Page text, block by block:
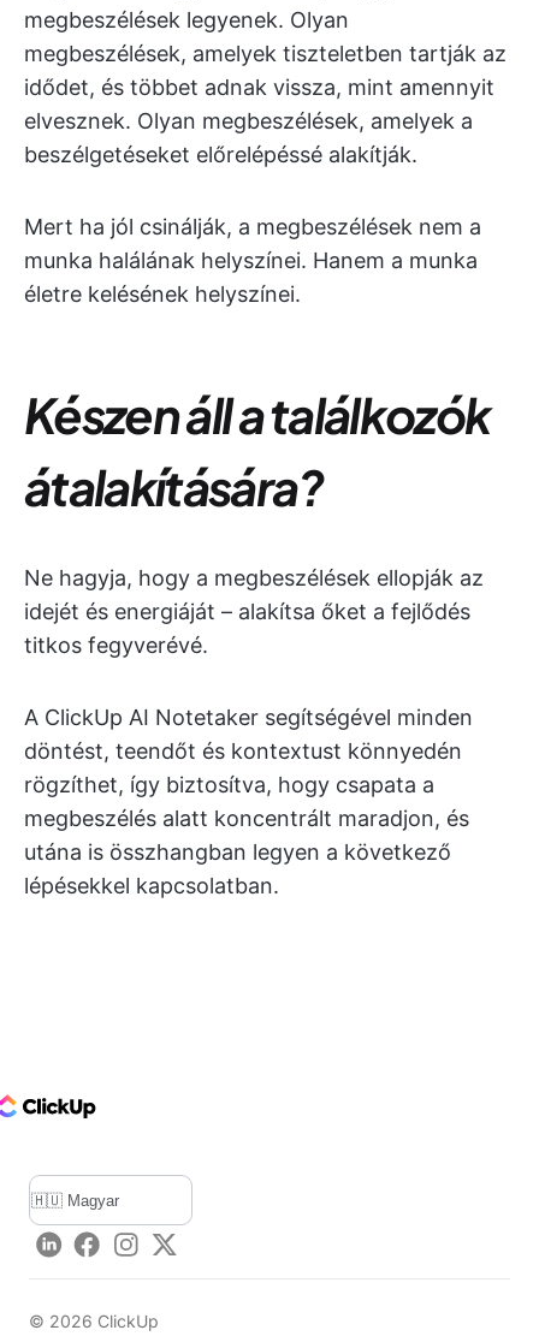
megbeszélések legyenek. Olyan
megbeszélések, amelyek tiszteletben tartják az
idődet, és többet adnak vissza, mint amennyit
elvesznek. Olyan megbeszélések, amelyek a
beszélgetéseket előrelépéssé alakítják.
Mert ha jól csinálják, a megbeszélések nem a
munka halálának helyszínei. Hanem a munka
életre kelésének helyszínei.
Készen áll a találkozók
átalakítására?
Ne hagyja, hogy a megbeszélések ellopják az
idejét és energiáját – alakítsa őket a fejlődés
titkos fegyverévé.
A ClickUp AI Notetaker segítségével minden
döntést, teendőt és kontextust könnyedén
rögzíthet, így biztosítva, hogy csapata a
megbeszélés alatt koncentrált maradjon, és
utána is összhangban legyen a következő
lépésekkel kapcsolatban.
Logo
LinkedInFacebook
Instagram
Twitter
© 2026 ClickUp